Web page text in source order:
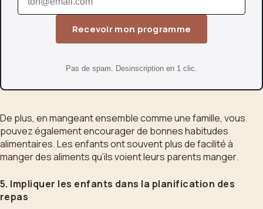
Recevoir mon programme
Pas de spam. Desinscription en 1 clic.
De plus, en mangeant ensemble comme une famille, vous
pouvez également encourager de bonnes habitudes
alimentaires. Les enfants ont souvent plus de facilité à
manger des aliments qu’ils voient leurs parents manger.
5. Impliquer les enfants dans la planification des
repas